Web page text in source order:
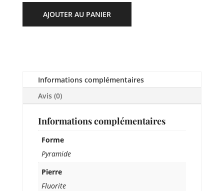
AJOUTER AU PANIER
Informations complémentaires
Avis (0)
Informations complémentaires
Forme
Pyramide
Pierre
Fluorite